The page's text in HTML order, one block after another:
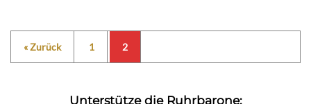
« Zurück 1 2
Unterstütze die Ruhrbarone: